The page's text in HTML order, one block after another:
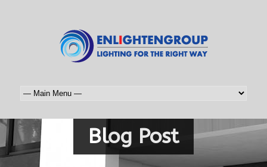
Blog Post